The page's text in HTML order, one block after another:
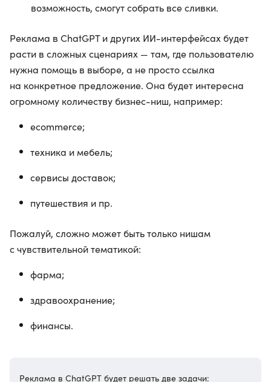
возможность, смогут собрать все сливки.
Реклама в ChatGPT и других ИИ-интерфейсах будет
расти в сложных сценариях — там, где пользователю
нужна помощь в выборе, а не просто ссылка
на конкретное предложение. Она будет интересна
огромному количеству бизнес-ниш, например:
ecommerce;
техника и мебель;
сервисы доставок;
путешествия и пр.
Пожалуй, сложно может быть только нишам
с чувствительной тематикой:
фарма;
здравоохранение;
финансы.
Реклама в ChatGPT будет решать две задачи: